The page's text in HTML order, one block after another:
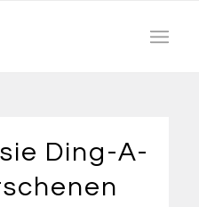
Ding-A-